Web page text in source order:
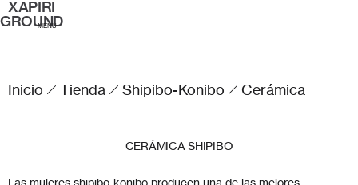
MENÚ
XAPIRI
GROUND
Inicio Tienda Shipibo-Konibo Cerámica
CERÁMICA SHIPIBO
Las mujeres shipibo-konibo producen una de las mejores